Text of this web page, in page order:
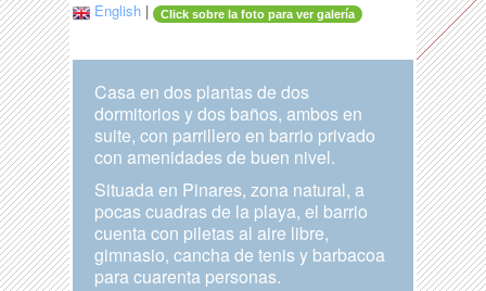
English | Click sobre la foto para ver galería
Casa en dos plantas de dos
dormitorios y dos baños, ambos en
suite, con parrillero en barrio privado
con amenidades de buen nivel.
Situada en Pinares, zona natural, a
pocas cuadras de la playa, el barrio
cuenta con piletas al aire libre,
gimnasio, cancha de tenis y barbacoa
para cuarenta personas.